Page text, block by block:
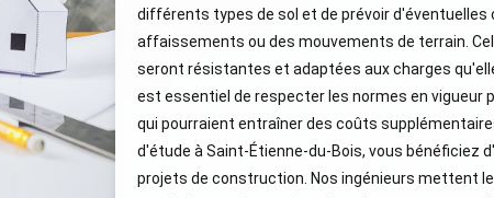
différents types de sol et de prévoir d'éventuelles
affaissements ou des mouvements de terrain.
seront résistantes et adaptées aux charges
est essentiel de respecter les normes en vigueur
qui pourraient entraîner des coûts
d'étude à Saint-Étienne-du-Bois, vous bénéficiez
projets de construction. Nos ingénieurs mettent